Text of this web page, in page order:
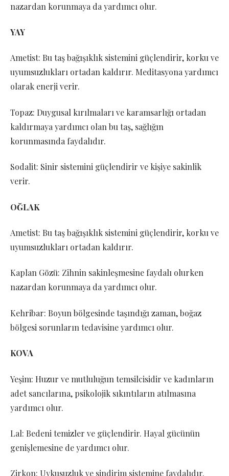
nazardan korunmaya da yardımcı olur.
YAY
Ametist: Bu taş bağışıklık sistemini güçlendirir, korku ve
uyumsuzlukları ortadan kaldırır. Meditasyona yardımcı
olarak enerji verir.
Topaz: Duygusal kırılmaları ve karamsarlığı ortadan
kaldırmaya yardımcı olan bu taş, sağlığın
korunmasında faydalıdır.
Sodalit: Sinir sistemini güçlendirir ve kişiye sakinlik
verir.
OĞLAK
Ametist: Bu taş bağışıklık sistemini güçlendirir, korku ve
uyumsuzlukları ortadan kaldırır.
Kaplan Gözü: Zihnin sakinleşmesine faydalı olurken
nazardan korunmaya da yardımcı olur.
Kehribar: Boyun bölgesinde taşındığı zaman, boğaz
bölgesi sorunların tedavisine yardımcı olur.
KOVA
Yeşim: Huzur ve mutluluğun temsilcisidir ve kadınların
adet sancılarına, psikolojik sıkıntıların atılmasına
yardımcı olur.
Lal: Bedeni temizler ve güçlendirir. Hayal gücünün
genişlemesine de yardımcı olur.
Zirkon: Uykusuzluk ve sindirim sistemine faydalıdır.